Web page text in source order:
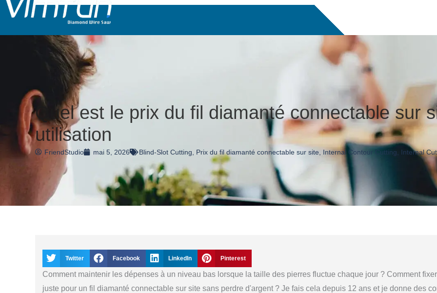
Quel est le prix du fil diamanté connectable sur
utilisation
FriendStudio mai 5, 2026 Blind-Slot Cutting Prix du fil diamanté connectable sur site Internal Contour Cutting Internal
Twitter Facebook LinkedIn Pinterest
Comment maintenir les dépenses à un niveau bas lorsque la taille des pierres fluctue chaque jour ? Comment
juste pour un fil diamanté connectable sur site sans perdre d'argent ? Je fais cela depuis 12 ans et je donne des